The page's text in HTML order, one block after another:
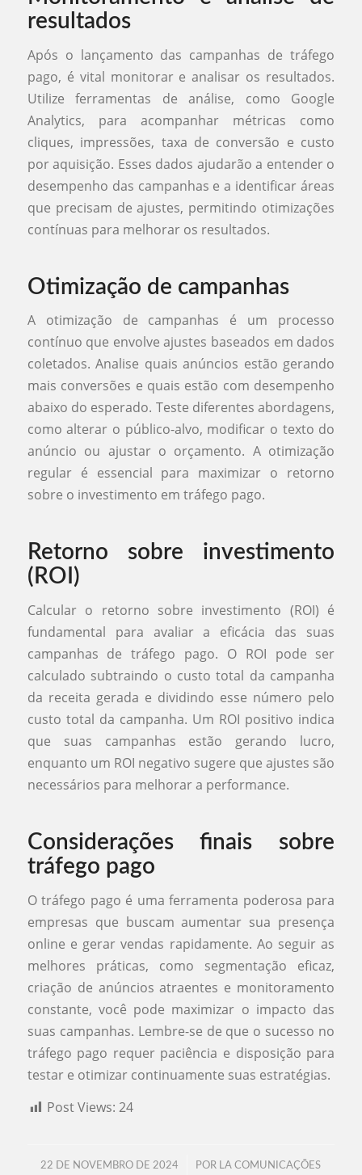
resultados
Após o lançamento das campanhas de tráfego
pago, é vital monitorar e analisar os resultados.
Utilize ferramentas de análise, como Google
Analytics, para acompanhar métricas como
cliques, impressões, taxa de conversão e custo
por aquisição. Esses dados ajudarão a entender o
desempenho das campanhas e a identificar áreas
que precisam de ajustes, permitindo otimizações
contínuas para melhorar os resultados.
Otimização de campanhas
A otimização de campanhas é um processo
contínuo que envolve ajustes baseados em dados
coletados. Analise quais anúncios estão gerando
mais conversões e quais estão com desempenho
abaixo do esperado. Teste diferentes abordagens,
como alterar o público-alvo, modificar o texto do
anúncio ou ajustar o orçamento. A otimização
regular é essencial para maximizar o retorno
sobre o investimento em tráfego pago.
Retorno sobre investimento
(ROI)
Calcular o retorno sobre investimento (ROI) é
fundamental para avaliar a eficácia das suas
campanhas de tráfego pago. O ROI pode ser
calculado subtraindo o custo total da campanha
da receita gerada e dividindo esse número pelo
custo total da campanha. Um ROI positivo indica
que suas campanhas estão gerando lucro,
enquanto um ROI negativo sugere que ajustes são
necessários para melhorar a performance.
Considerações finais sobre
tráfego pago
O tráfego pago é uma ferramenta poderosa para
empresas que buscam aumentar sua presença
online e gerar vendas rapidamente. Ao seguir as
melhores práticas, como segmentação eficaz,
criação de anúncios atraentes e monitoramento
constante, você pode maximizar o impacto das
suas campanhas. Lembre-se de que o sucesso no
tráfego pago requer paciência e disposição para
testar e otimizar continuamente suas estratégias.
Post Views: 24
22 DE NOVEMBRO DE 2024
/ POR LA COMUNICAÇÕES